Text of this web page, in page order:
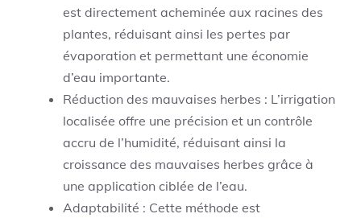
est directement acheminée aux racines des
plantes, réduisant ainsi les pertes par
évaporation et permettant une économie
d’eau importante.
Réduction des mauvaises herbes : L’irrigation
localisée offre une précision et un contrôle
accru de l’humidité, réduisant ainsi la
croissance des mauvaises herbes grâce à
une application ciblée de l’eau.
Adaptabilité : Cette méthode est